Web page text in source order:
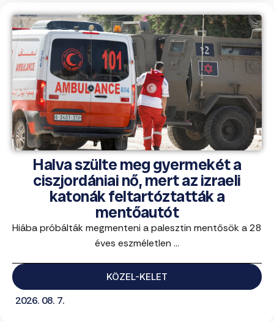
Halva szülte meg gyermekét a
ciszjordániai nő, mert az izraeli
katonák feltartóztatták a
mentőautót
Hiába próbálták megmenteni a palesztin mentősök a 28
éves eszméletlen ...
KÖZEL-KELET
2026. 08. 7.